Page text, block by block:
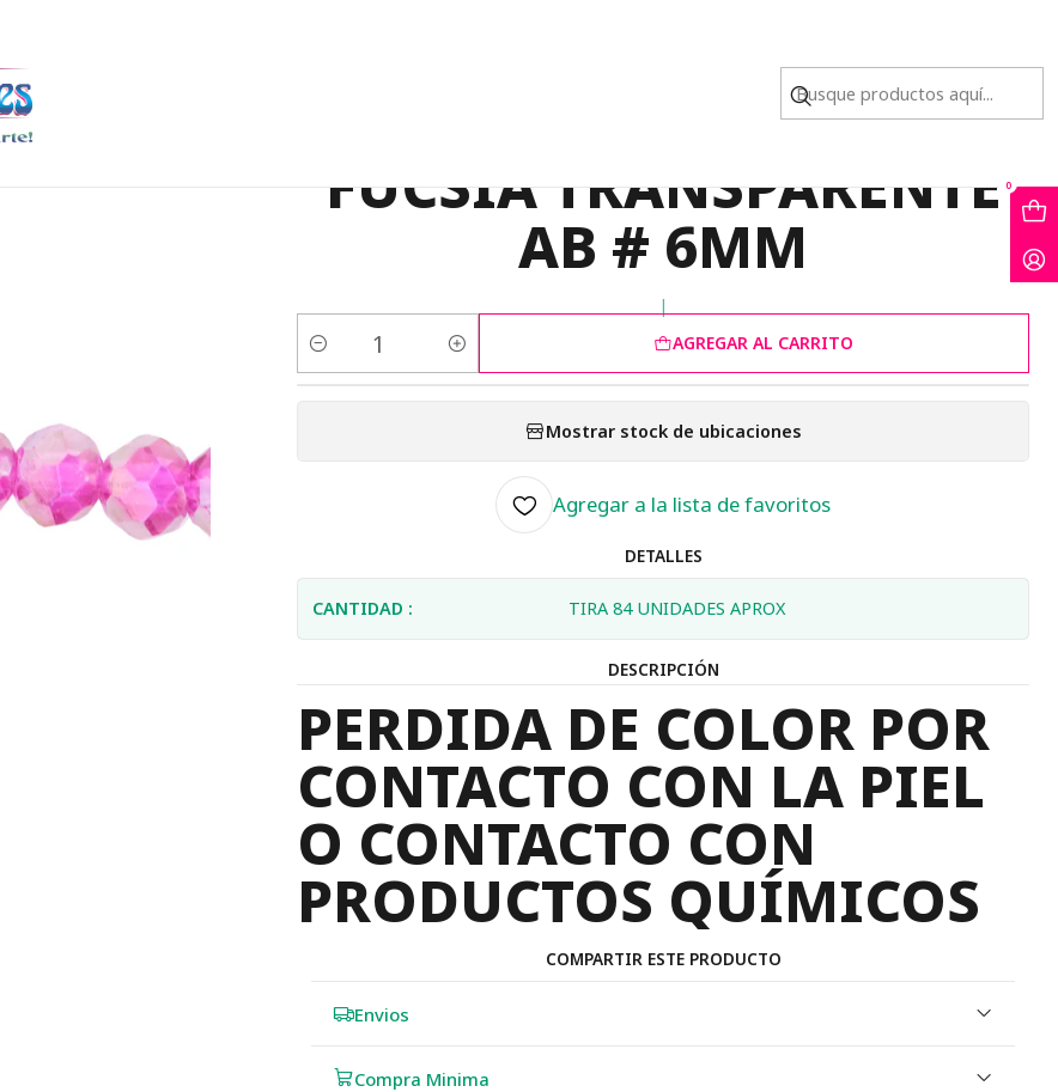
0
CRISTAL MURANO
FUCSIA TRANSPARENTE
AB # 6MM
|
Cantidad
AGREGAR AL CARRITO
Mostrar stock de ubicaciones
Agregar a la lista de favoritos
DETALLES
CANTIDAD : TIRA 84 UNIDADES APROX
DESCRIPCIÓN
PERDIDA DE COLOR POR
CONTACTO CON LA PIEL
O CONTACTO CON
PRODUCTOS QUÍMICOS
COMPARTIR ESTE PRODUCTO
Envios
Compra Minima